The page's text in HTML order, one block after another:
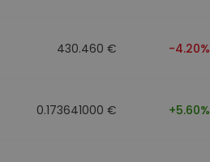
430.460 € -4.20%
0.173641000 € +5.60%